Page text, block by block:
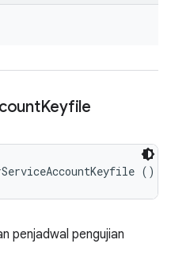
Keyfile
()
penjadwal pengujian